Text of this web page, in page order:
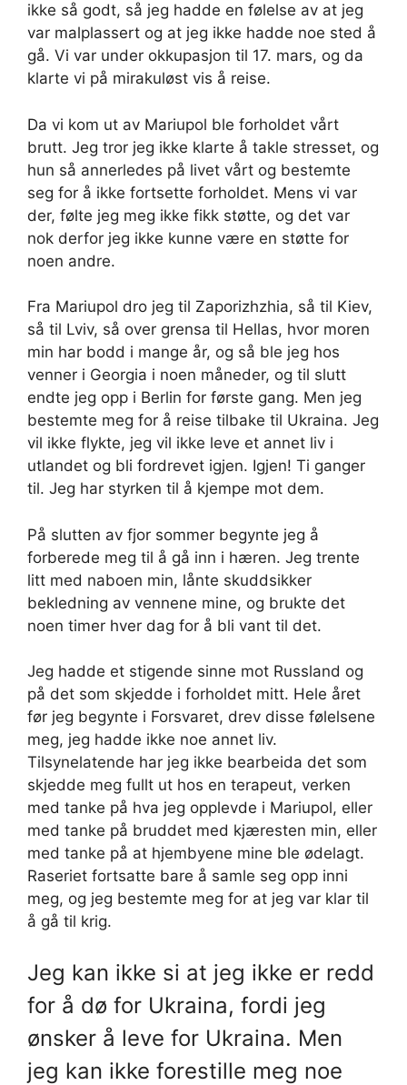
ikke så godt, så jeg hadde en følelse av at jeg
var malplassert og at jeg ikke hadde noe sted å
gå. Vi var under okkupasjon til 17. mars, og da
klarte vi på mirakuløst vis å reise.
Da vi kom ut av Mariupol ble forholdet vårt
brutt. Jeg tror jeg ikke klarte å takle stresset, og
hun så annerledes på livet vårt og bestemte
seg for å ikke fortsette forholdet. Mens vi var
der, følte jeg meg ikke fikk støtte, og det var
nok derfor jeg ikke kunne være en støtte for
noen andre.
Fra Mariupol dro jeg til Zaporizhzhia, så til Kiev,
så til Lviv, så over grensa til Hellas, hvor moren
min har bodd i mange år, og så ble jeg hos
venner i Georgia i noen måneder, og til slutt
endte jeg opp i Berlin for første gang. Men jeg
bestemte meg for å reise tilbake til Ukraina. Jeg
vil ikke flykte, jeg vil ikke leve et annet liv i
utlandet og bli fordrevet igjen. Igjen! Ti ganger
til. Jeg har styrken til å kjempe mot dem.
På slutten av fjor sommer begynte jeg å
forberede meg til å gå inn i hæren. Jeg trente
litt med naboen min, lånte skuddsikker
bekledning av vennene mine, og brukte det
noen timer hver dag for å bli vant til det.
Jeg hadde et stigende sinne mot Russland og
på det som skjedde i forholdet mitt. Hele året
før jeg begynte i Forsvaret, drev disse følelsene
meg, jeg hadde ikke noe annet liv.
Tilsynelatende har jeg ikke bearbeida det som
skjedde meg fullt ut hos en terapeut, verken
med tanke på hva jeg opplevde i Mariupol, eller
med tanke på bruddet med kjæresten min, eller
med tanke på at hjembyene mine ble ødelagt.
Raseriet fortsatte bare å samle seg opp inni
meg, og jeg bestemte meg for at jeg var klar til
å gå til krig.
Jeg kan ikke si at jeg ikke er redd
for å dø for Ukraina, fordi jeg
ønsker å leve for Ukraina. Men
jeg kan ikke forestille meg noe